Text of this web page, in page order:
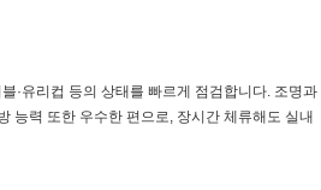
·유리컵 등의 상태를 빠르게 점검합니다. 조명과
능력 또한 우수한 편으로, 장시간 체류해도 실내